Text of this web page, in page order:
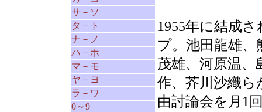
サ－ソ
タ－ト
ナ－ノ
ハ－ホ
マ－モ
ヤ－ヨ
ラ－ワ
0～9
1955年に結成
プ。池田龍雄
茂雄、河原温、
作、芥川沙織ら
由討論会を月1